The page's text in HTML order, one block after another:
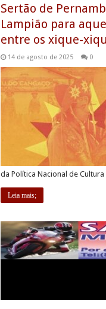
Sertão de
Lampião para
entre os xique-
14 de agosto de 2025 0
da Política Nacional de Cultura
Leia mais;